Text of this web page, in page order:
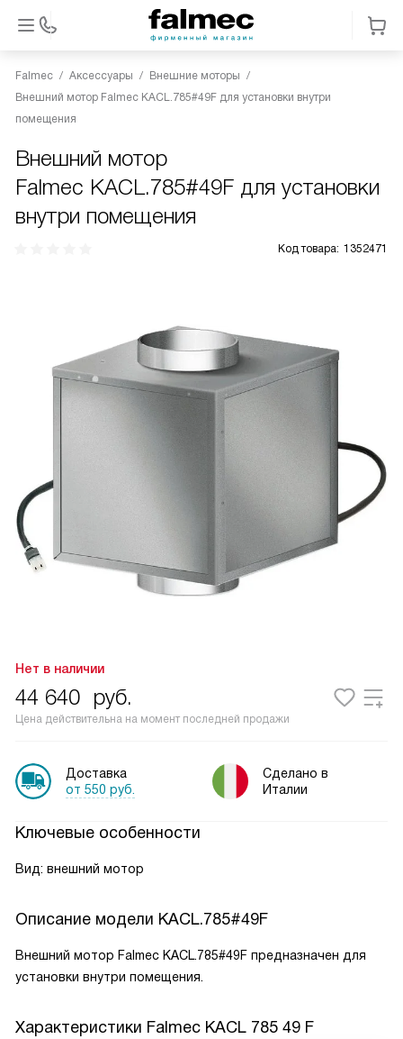
Falmec Аксессуары
Внешние моторы
Внешний мотор Falmec KACL.785#49F для установки внутри
помещения
Внешний мотор
Falmec KACL.785#49F для установки
внутри помещения
Код товара: 1352471
Нет в наличии
44 640 руб.
Цена действительна на момент последней продажи
Доставка
от 550 руб.
Сделано в
Италии
Ключевые особенности
Вид: внешний мотор
Описание модели KACL.785#49F
Внешний мотор Falmec KACL.785#49F предназначен для
установки внутри помещения.
Характеристики Falmec KACL 785 49 F